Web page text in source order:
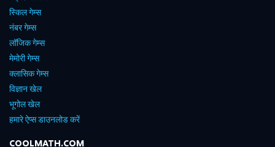
स्किल गेम्स
नंबर गेम्स
लॉजिक गेम्स
मेमोरी गेम्स
क्लासिक गेम्स
विज्ञान खेल
भूगोल खेल
हमारे ऐप्स डाउनलोड करें
COOLMATH.COM